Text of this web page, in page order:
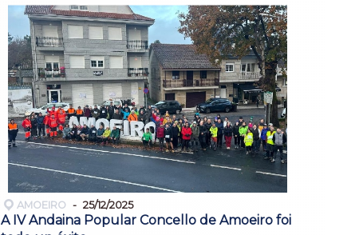
AMOEIRO 25/12/2025
A IV Andaina Popular Concello de Amoeiro foi